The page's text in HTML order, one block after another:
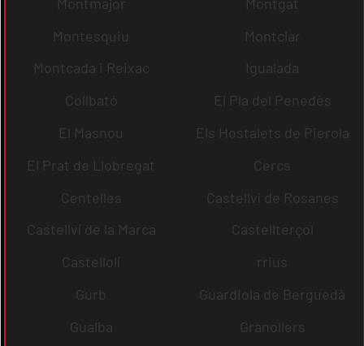
Montesquiu
Montclar
Montcada i Reixac
Igualada
Collbató
El Pla del Penedès
El Masnou
Els Hostalets de Pierola
El Prat de Llobregat
Cercs
Centelles
Castellví de Rosanes
Castellví de la Marca
Castellterçol
Castellolí
rrius
Gurb
Guardiola de Berguedà
Gualba
Granollers